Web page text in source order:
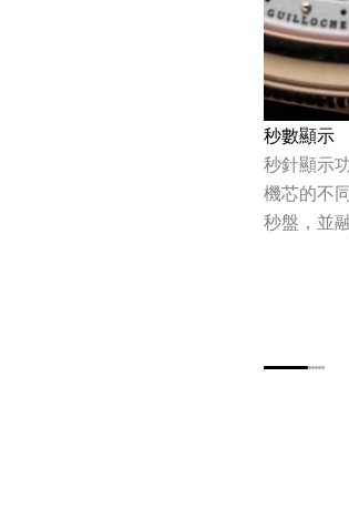
秒數顯示
秒針顯示
機芯的不
秒盤，並